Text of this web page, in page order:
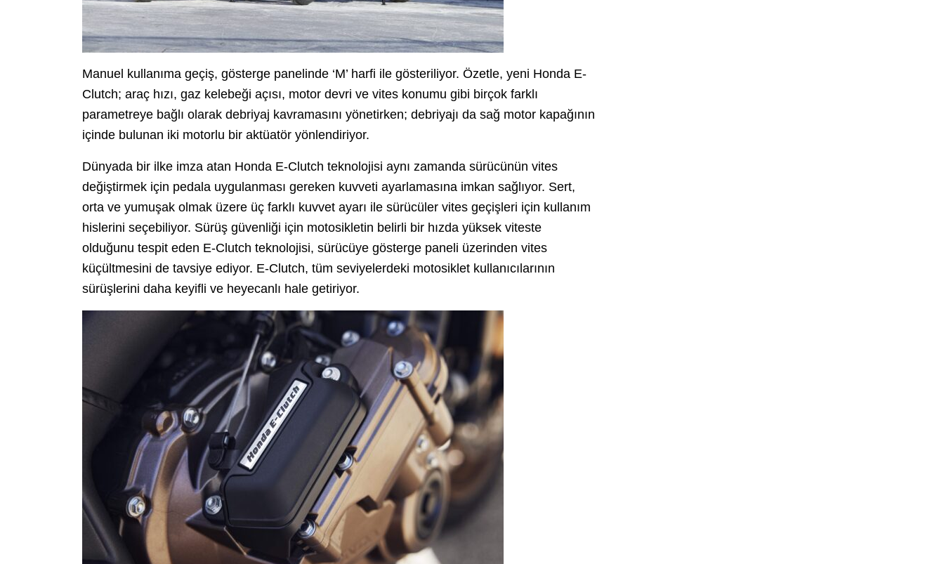
Manuel kullanıma geçiş, gösterge panelinde ‘M’ harfi ile gösteriliyor. Özetle, yeni Honda E-
Clutch; araç hızı, gaz kelebeği açısı, motor devri ve vites konumu gibi birçok farklı
parametreye bağlı olarak debriyaj kavramasını yönetirken; debriyajı da sağ motor kapağının
içinde bulunan iki motorlu bir aktüatör yönlendiriyor.
Dünyada bir ilke imza atan Honda E-Clutch teknolojisi aynı zamanda sürücünün vites
değiştirmek için pedala uygulanması gereken kuvveti ayarlamasına imkan sağlıyor. Sert,
orta ve yumuşak olmak üzere üç farklı kuvvet ayarı ile sürücüler vites geçişleri için kullanım
hislerini seçebiliyor. Sürüş güvenliği için motosikletin belirli bir hızda yüksek viteste
olduğunu tespit eden E-Clutch teknolojisi, sürücüye gösterge paneli üzerinden vites
küçültmesini de tavsiye ediyor. E-Clutch, tüm seviyelerdeki motosiklet kullanıcılarının
sürüşlerini daha keyifli ve heyecanlı hale getiriyor.